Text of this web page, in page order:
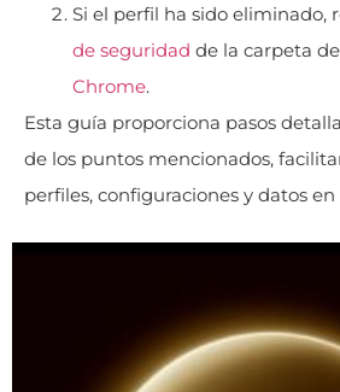
Si el perfil ha sido eliminado,
de seguridad de la carpeta
Chrome.
Esta guía proporciona pasos
de los puntos mencionados,
perfiles, configuraciones y datos en